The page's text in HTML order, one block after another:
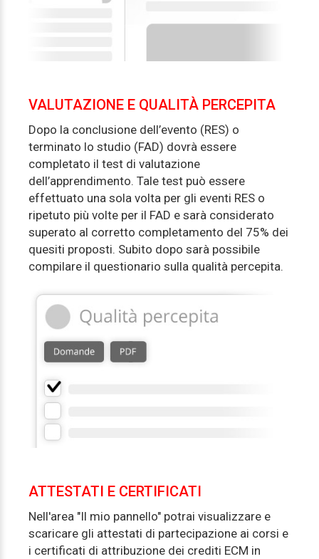
VALUTAZIONE E QUALITÀ PERCEPITA
Dopo la conclusione dell’evento (RES) o
terminato lo studio (FAD) dovrà essere
completato il test di valutazione
dell’apprendimento. Tale test può essere
effettuato una sola volta per gli eventi RES o
ripetuto più volte per il FAD e sarà considerato
superato al corretto completamento del 75% dei
quesiti proposti. Subito dopo sarà possibile
compilare il questionario sulla qualità percepita.
ATTESTATI E CERTIFICATI
Nell'area "Il mio pannello" potrai visualizzare e
scaricare gli attestati di partecipazione ai corsi e
i certificati di attribuzione dei crediti ECM in